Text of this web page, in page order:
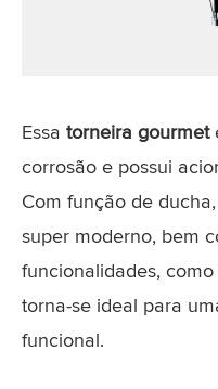
Essa torneira gourmet
corrosão e possui
Com função de
super moderno, bem
funcionalidades,
torna-se ideal para
funcional.